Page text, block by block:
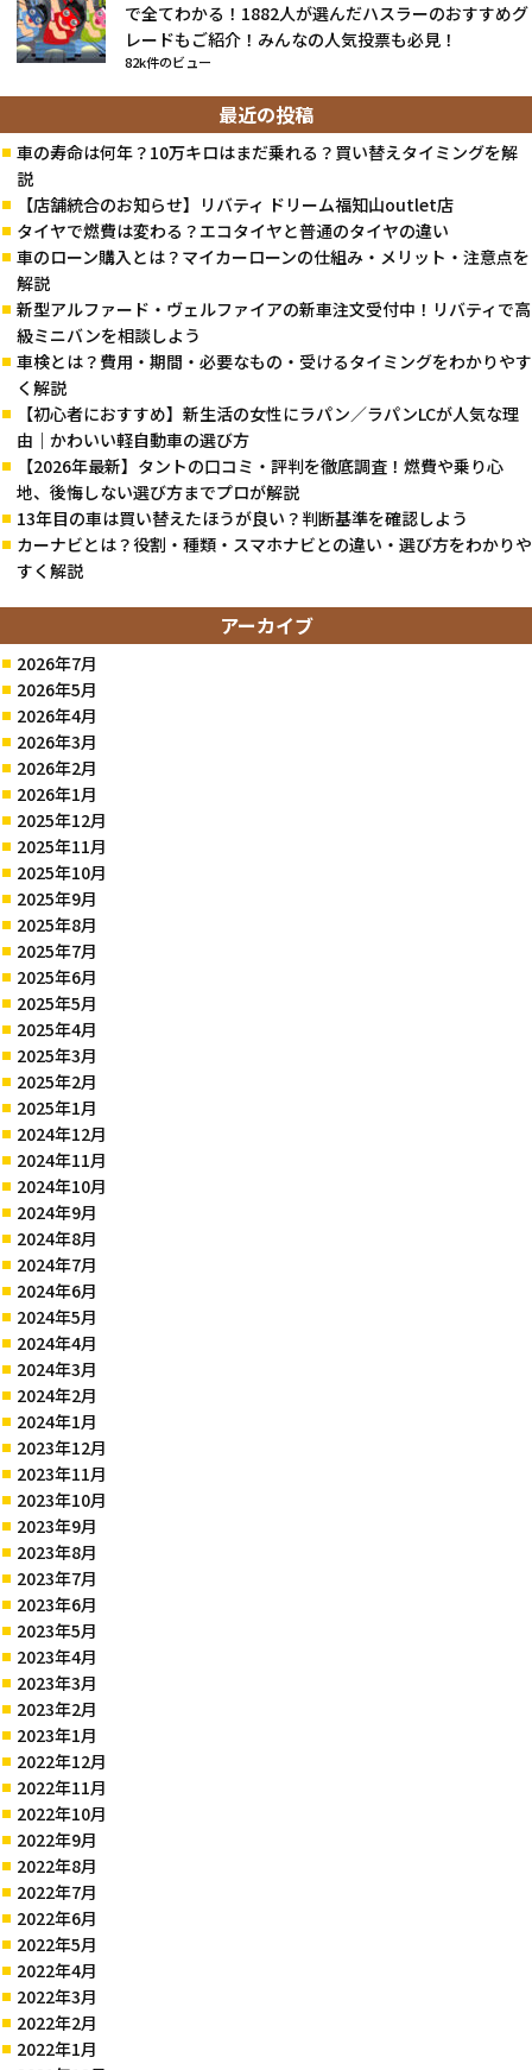
で全てわかる！1882人が選んだハスラーのおすすめグ
レードもご紹介！みんなの人気投票も必見！
82k件のビュー
最近の投稿
車の寿命は何年？10万キロはまだ乗れる？買い替えタイミングを解
説
【店舗統合のお知らせ】リバティ ドリーム福知山outlet店
タイヤで燃費は変わる？エコタイヤと普通のタイヤの違い
車のローン購入とは？マイカーローンの仕組み・メリット・注意点を
解説
新型アルファード・ヴェルファイアの新車注文受付中！リバティで高
級ミニバンを相談しよう
車検とは？費用・期間・必要なもの・受けるタイミングをわかりやす
く解説
【初心者におすすめ】新生活の女性にラパン／ラパンLCが人気な理
由｜かわいい軽自動車の選び方
【2026年最新】タントの口コミ・評判を徹底調査！燃費や乗り心
地、後悔しない選び方までプロが解説
13年目の車は買い替えたほうが良い？判断基準を確認しよう
カーナビとは？役割・種類・スマホナビとの違い・選び方をわかりや
すく解説
アーカイブ
2026年7月
2026年5月
2026年4月
2026年3月
2026年2月
2026年1月
2025年12月
2025年11月
2025年10月
2025年9月
2025年8月
2025年7月
2025年6月
2025年5月
2025年4月
2025年3月
2025年2月
2025年1月
2024年12月
2024年11月
2024年10月
2024年9月
2024年8月
2024年7月
2024年6月
2024年5月
2024年4月
2024年3月
2024年2月
2024年1月
2023年12月
2023年11月
2023年10月
2023年9月
2023年8月
2023年7月
2023年6月
2023年5月
2023年4月
2023年3月
2023年2月
2023年1月
2022年12月
2022年11月
2022年10月
2022年9月
2022年8月
2022年7月
2022年6月
2022年5月
2022年4月
2022年3月
2022年2月
2022年1月